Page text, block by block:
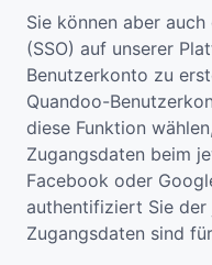
Sie können aber
(SSO) auf unserer
Benutzerkonto zu
Quandoo-
diese Funktion
Zugangsdaten beim
Facebook oder
authentifiziert Sie der
Zugangsdaten sind